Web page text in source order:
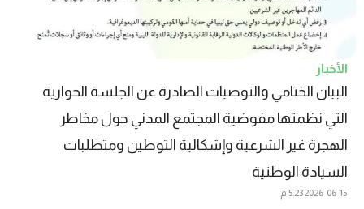
الأخبار
البيان الختامي والتوصيات الصادرة عن الجلسة الحوارية
التي نظمتها مفوضية المجتمع المدني حول مخاطر
الهجرة غير الشرعية وإشكالية التوطين ومتطلبات
السيادة الوطنية
2026-06-155:23 م